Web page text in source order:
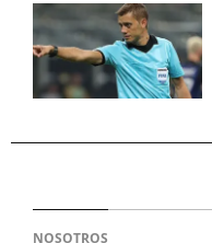
NOSOTROS